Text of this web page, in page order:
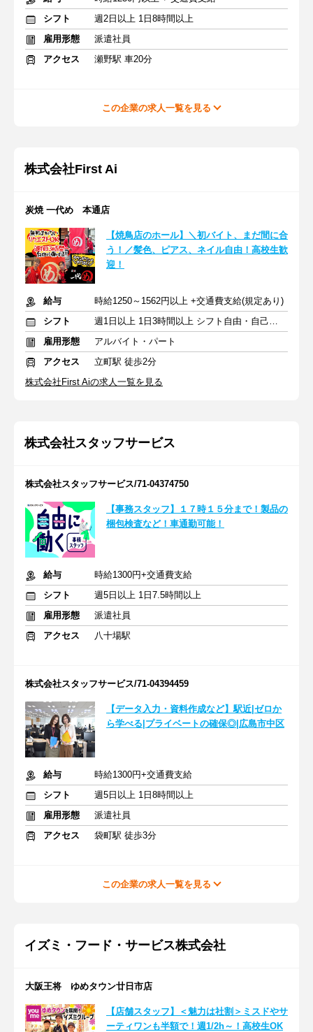
シフト
週2日以上 1日8時間以上
雇用形態
派遣社員
アクセス
瀬野駅 車20分
この企業の求人一覧を見る
株式会社First Ai
炭焼 一代め 本通店
【焼鳥店のホール】＼初バイト、まだ間に合
う！／髪色、ピアス、ネイル自由！高校生歓
迎！
給与
時給1250～1562円以上 +交通費支給(規定あり)
シフト
週1日以上 1日3時間以上 シフト自由・自己申告
雇用形態
アルバイト・パート
アクセス
立町駅 徒歩2分
株式会社First Aiの求人一覧を見る
株式会社スタッフサービス
株式会社スタッフサービス/71-04374750
【事務スタッフ】１７時１５分まで！製品の
梱包検査など！車通勤可能！
給与
時給1300円+交通費支給
シフト
週5日以上 1日7.5時間以上
雇用形態
派遣社員
アクセス
八十場駅
株式会社スタッフサービス/71-04394459
【データ入力・資料作成など】駅近|ゼロか
ら学べる|プライベートの確保◎|広島市中区
給与
時給1300円+交通費支給
シフト
週5日以上 1日8時間以上
雇用形態
派遣社員
アクセス
袋町駅 徒歩3分
この企業の求人一覧を見る
イズミ・フード・サービス株式会社
大阪王将 ゆめタウン廿日市店
【店舗スタッフ】＜魅力は社割＞ミスドやサ
ーティワンも半額で！週1/2h～！高校生OK